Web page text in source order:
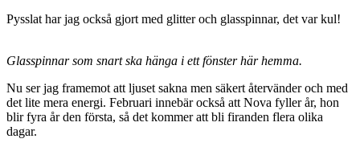
Pysslat har jag också gjort med glitter och glasspinnar, det var kul!
Glasspinnar som snart ska hänga i ett fönster här hemma.
Nu ser jag framemot att ljuset sakna men säkert återvänder och med
det lite mera energi. Februari innebär också att Nova fyller år, hon
blir fyra år den första, så det kommer att bli firanden flera olika
dagar.